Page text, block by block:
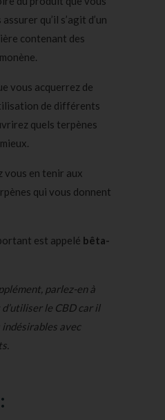
qu’il s’agit d’un
contenant des
vous acquerrez de
de différents
quels terpènes
vous en tenir aux
qui vous donnent
est appelé bêta-
parlez-en à
le CBD car il
avec